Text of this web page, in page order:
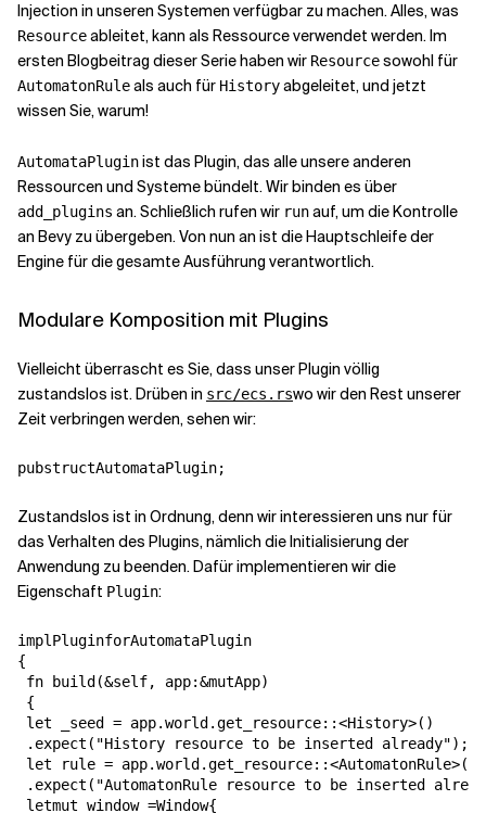
Injection in unseren Systemen verfügbar zu machen. Alles, was
Resourceableitet, kann als Ressource verwendet werden. Im
ersten Blogbeitrag dieser Serie haben wir Resourcesowohl für
AutomatonRuleals auch für Historyabgeleitet, und jetzt
wissen Sie, warum!
AutomataPluginist das Plugin, das alle unsere anderen
Ressourcen und Systeme bündelt. Wir binden es über
add_plugins an. Schließlich rufen wir runauf, um die Kontrolle
an Bevy zu übergeben. Von nun an ist die Hauptschleife der
Engine für die gesamte Ausführung verantwortlich.
Modulare Komposition mit Plugins
Vielleicht überrascht es Sie, dass unser Plugin völlig
zustandslos ist. Drüben in src/ecs.rswo wir den Rest unserer
Zeit verbringen werden, sehen wir:
pubstructAutomataPlugin;
Zustandslos ist in Ordnung, denn wir interessieren uns nur für
das Verhalten des Plugins, nämlich die Initialisierung der
Anwendung zu beenden. Dafür implementieren wir die
Eigenschaft Plugin:
implPluginforAutomataPlugin
{
fn build(&self, app:&mutApp)
{
let _seed = app.world.get_resource::<History>()
.expect("History resource to be inserted already");
let rule = app.world.get_resource::<AutomatonRule>()
.expect("AutomatonRule resource to be inserted
letmut window =Window{